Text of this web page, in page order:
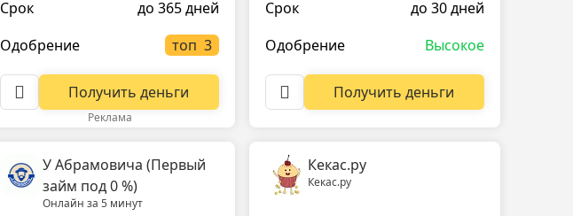
Срок
до 365 дней
Одобрение
топ
Получить деньги
Реклама
Срок
до 30 дней
Одобрение
Высокое
Получить деньги
У Абрамовича (Первый
займ под 0 %)
Онлайн за 5 минут
Кекас.ру
Кекас.ру